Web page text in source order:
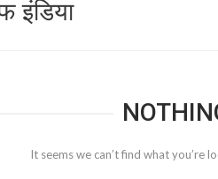
It seems we can’t find what you’re